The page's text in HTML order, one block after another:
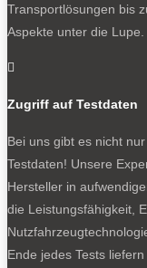
Transportlösungen bis
Aspekte unter die Lupe.

Zugriff auf Testdaten
Bei uns gibt es nicht
Testdaten! Unsere
Hersteller in
die Leistungsfähigkeit,
Ende jedes Tests